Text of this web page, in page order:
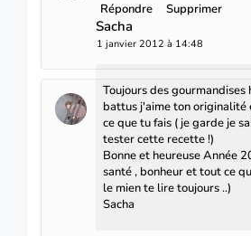
Répondre Supprimer
Sacha
1 janvier 2012 à 14:48
Toujours des gourmandises
battus j'aime ton
ce que tu fais ( je garde je
tester cette recette !)
Bonne et heureuse Année
santé , bonheur et tout ce
le mien te lire toujours ..)
Sacha